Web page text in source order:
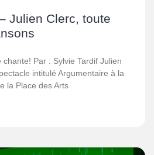
Julien Clerc, toute
chante! Par : Sylvie Tardif Julien
intitulé Argumentaire à la
la Place des Arts